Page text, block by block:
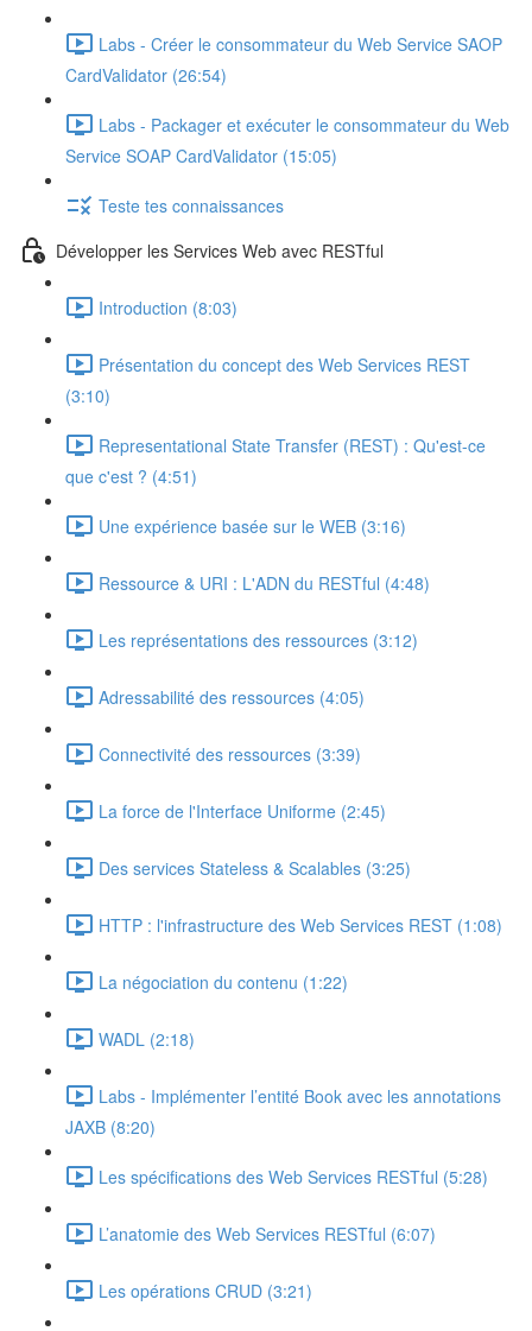
Labs - Créer le consommateur du Web Service SAOP
CardValidator (26:54)
Labs - Packager et exécuter le consommateur du Web
Service SOAP CardValidator (15:05)
Teste tes connaissances
Développer les Services Web avec RESTful
Introduction (8:03)
Présentation du concept des Web Services REST
(3:10)
Representational State Transfer (REST) : Qu'est-ce
que c'est ? (4:51)
Une expérience basée sur le WEB (3:16)
Ressource & URI : L'ADN du RESTful (4:48)
Les représentations des ressources (3:12)
Adressabilité des ressources (4:05)
Connectivité des ressources (3:39)
La force de l'Interface Uniforme (2:45)
Des services Stateless & Scalables (3:25)
HTTP : l'infrastructure des Web Services REST (1:08)
La négociation du contenu (1:22)
WADL (2:18)
Labs - Implémenter l’entité Book avec les annotations
JAXB (8:20)
Les spécifications des Web Services RESTful (5:28)
L’anatomie des Web Services RESTful (6:07)
Les opérations CRUD (3:21)